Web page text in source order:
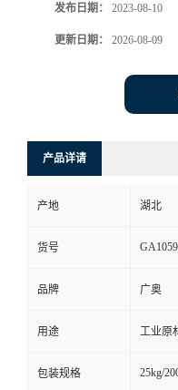
发布日期： 2023-08-10
更新日期： 2026-08-09
产品详请
产地 湖北
货号 GA1059
品牌 广奥
用途 工业原
包装规格 25kg/